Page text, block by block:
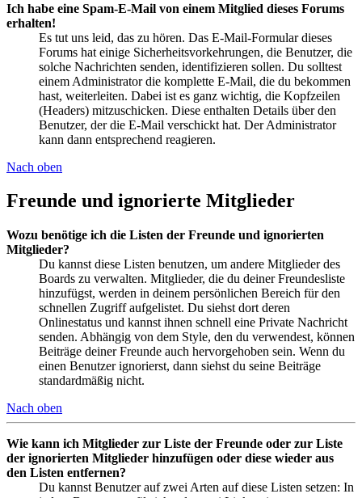
Ich habe eine Spam-E-Mail von einem Mitglied dieses Forums
erhalten!
Es tut uns leid, das zu hören. Das E-Mail-Formular dieses
Forums hat einige Sicherheitsvorkehrungen, die Benutzer, die
solche Nachrichten senden, identifizieren sollen. Du solltest
einem Administrator die komplette E-Mail, die du bekommen
hast, weiterleiten. Dabei ist es ganz wichtig, die Kopfzeilen
(Headers) mitzuschicken. Diese enthalten Details über den
Benutzer, der die E-Mail verschickt hat. Der Administrator
kann dann entsprechend reagieren.
Nach oben
Freunde und ignorierte Mitglieder
Wozu benötige ich die Listen der Freunde und ignorierten
Mitglieder?
Du kannst diese Listen benutzen, um andere Mitglieder des
Boards zu verwalten. Mitglieder, die du deiner Freundesliste
hinzufügst, werden in deinem persönlichen Bereich für den
schnellen Zugriff aufgelistet. Du siehst dort deren
Onlinestatus und kannst ihnen schnell eine Private Nachricht
senden. Abhängig von dem Style, den du verwendest, können
Beiträge deiner Freunde auch hervorgehoben sein. Wenn du
einen Benutzer ignorierst, dann siehst du seine Beiträge
standardmäßig nicht.
Nach oben
Wie kann ich Mitglieder zur Liste der Freunde oder zur Liste
der ignorierten Mitglieder hinzufügen oder diese wieder aus
den Listen entfernen?
Du kannst Benutzer auf zwei Arten auf diese Listen setzen: In